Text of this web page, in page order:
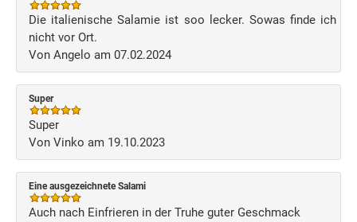
Die italienische Salamie ist soo lecker. Sowas finde ich
nicht vor Ort.
Von Angelo am 07.02.2024
Super
Super
Von Vinko am 19.10.2023
Eine ausgezeichnete Salami
Auch nach Einfrieren in der Truhe guter Geschmack